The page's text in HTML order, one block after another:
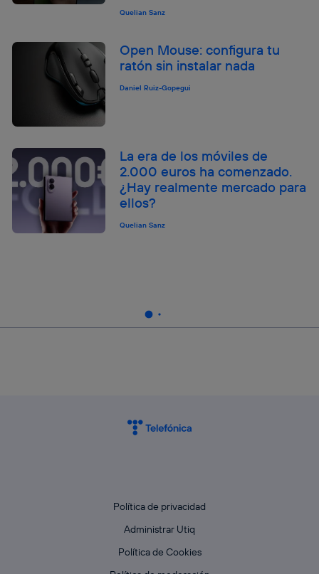
Quelian Sanz
Open Mouse: configura tu
ratón sin instalar nada
Daniel Ruiz-Gopegui
La era de los móviles de
2.000 euros ha comenzado.
¿Hay realmente mercado para
ellos?
Quelian Sanz
Política de privacidad
Administrar Utiq
Política de Cookies